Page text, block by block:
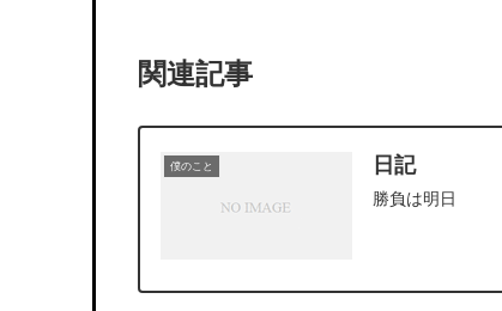
関連記事
僕のこと 日記
勝負は明日